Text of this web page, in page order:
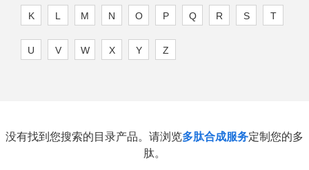
K L M N O P Q R S T
U V W X Y Z
没有找到您搜索的目录产品。请浏览多肽合成服务定制您的多
肽。